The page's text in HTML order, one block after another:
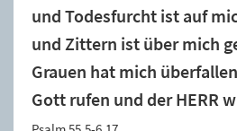
und Todesfurcht ist auf
und Zittern ist über mich
Grauen hat mich
Gott rufen und der HERR